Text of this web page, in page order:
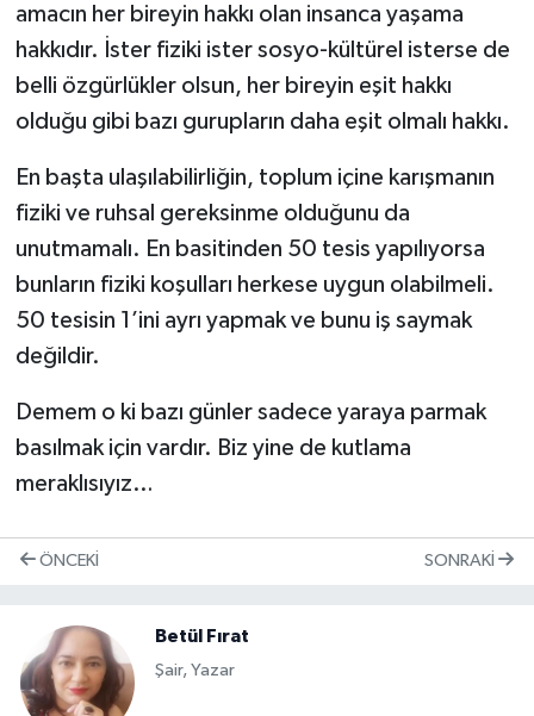
amacın her bireyin hakkı olan insanca yaşama
hakkıdır. İster fiziki ister sosyo-kültürel isterse de
belli özgürlükler olsun, her bireyin eşit hakkı
olduğu gibi bazı gurupların daha eşit olmalı hakkı.
En başta ulaşılabilirliğin, toplum içine karışmanın
fiziki ve ruhsal gereksinme olduğunu da
unutmamalı. En basitinden 50 tesis yapılıyorsa
bunların fiziki koşulları herkese uygun olabilmeli.
50 tesisin 1’ini ayrı yapmak ve bunu iş saymak
değildir.
Demem o ki bazı günler sadece yaraya parmak
basılmak için vardır. Biz yine de kutlama
meraklısıyız…
ÖNCEKI SONRAKI
Betül Fırat
Şair, Yazar